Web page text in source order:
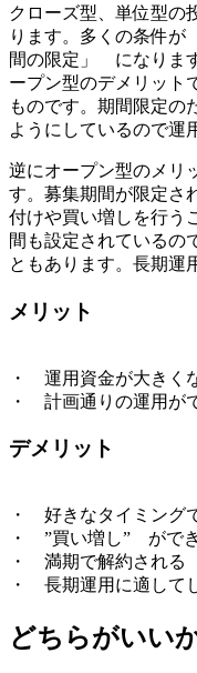
クローズ型、単位型の
ります。多くの条件
間の限定」 になりま
ープン型のデメリット
ものです。期間限定の
ようにしているので運
逆にオープン型のメリ
す。募集期間が限定さ
付けや買い増しを行う
間も設定されているの
ともあります。長期運
メリット
・ 運用資金が大きく
・ 計画通りの運用が
デメリット
・ 好きなタイミング
・ ”買い増し” がで
・ 満期で解約される
・ 長期運用に適して
どちらがいい